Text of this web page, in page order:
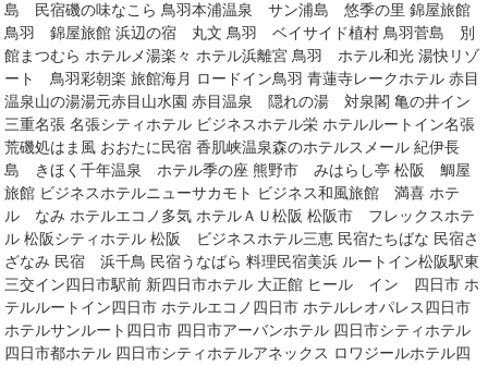
島 民宿磯の味なこら 鳥羽本浦温泉 サン浦島 悠季の里 錦屋旅館
鳥羽 錦屋旅館 浜辺の宿 丸文 鳥羽 ベイサイド植村 鳥羽菅島 別
館まつむら ホテルメ湯楽々 ホテル浜離宮 鳥羽 ホテル和光 湯快リゾ
ート 鳥羽彩朝楽 旅館海月 ロードイン鳥羽 青蓮寺レークホテル 赤目
温泉山の湯湯元赤目山水園 赤目温泉 隠れの湯 対泉閣 亀の井イン
三重名張 名張シティホテル ビジネスホテル栄 ホテルルートイン名張
荒磯処はま風 おおたに民宿 香肌峡温泉森のホテルスメール 紀伊長
島 きほく千年温泉 ホテル季の座 熊野市 みはらし亭 松阪 鯛屋
旅館 ビジネスホテルニューサカモト ビジネス和風旅館 満喜 ホテ
ル なみ ホテルエコノ多気 ホテルＡＵ松阪 松阪市 フレックスホテ
ル 松阪シティホテル 松阪 ビジネスホテル三恵 民宿たちばな 民宿さ
ざなみ 民宿 浜千鳥 民宿うなばら 料理民宿美浜 ルートイン松阪駅東
三交イン四日市駅前 新四日市ホテル 大正館 ヒール イン 四日市 ホ
テルルートイン四日市 ホテルエコノ四日市 ホテルレオパレス四日市
ホテルサンルート四日市 四日市アーバンホテル 四日市シティホテル
四日市都ホテル 四日市シティホテルアネックス ロワジールホテル四